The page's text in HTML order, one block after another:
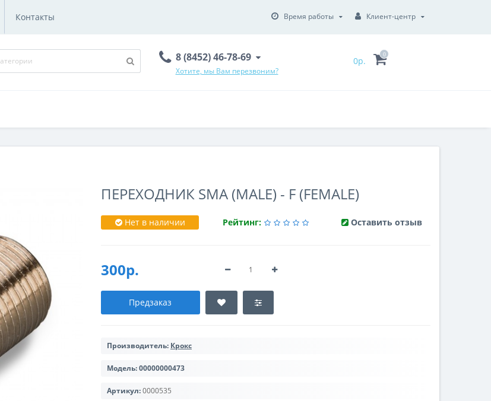
Контакты Время работы Клиент-центр
8 (8452) 46-78-69
Хотите, мы Вам перезвоним?
0р.
0
ПЕРЕХОДНИК SMA (MALE) - F (FEMALE)
Нет в наличии Рейтинг: Оставить отзыв
300р.
Предзаказ
Производитель: Крокс
Модель:00000000473
Артикул:0000535